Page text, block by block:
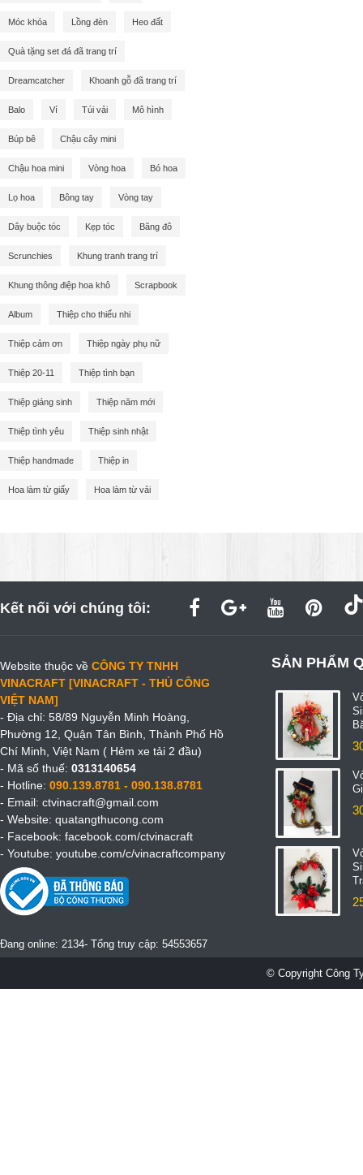
Móc khóa Lồng đèn Heo đất
Quà tặng set đá đã trang trí
Dreamcatcher Khoanh gỗ đã trang trí
Balo Ví Túi vải Mô hình
Búp bê Chậu cây mini
Chậu hoa mini Vòng hoa Bó hoa
Lọ hoa Bông tay Vòng tay
Dây buộc tóc Kẹp tóc Băng đô
Scrunchies Khung tranh trang trí
Khung thông điệp hoa khô Scrapbook
Album Thiệp cho thiếu nhi
Thiệp cảm ơn Thiệp ngày phụ nữ
Thiệp 20-11 Thiệp tình bạn
Thiệp giáng sinh Thiệp năm mới
Thiệp tình yêu Thiệp sinh nhật
Thiệp handmade Thiệp in
Hoa làm từ giấy Hoa làm từ vải
Kết nối với chúng tôi:
Website thuộc về CÔNG TY TNHH
VINACRAFT [VINACRAFT - THỦ CÔNG
VIỆT NAM]
- Địa chỉ: 58/89 Nguyễn Minh Hoàng,
Phường 12, Quận Tân Bình, Thành Phố Hồ
Chí Minh, Việt Nam ( Hẻm xe tải 2 đầu)
- Mã số thuế: 0313140654
- Hotline: 090.139.8781 - 090.138.8781
- Email: ctvinacraft@gmail.com
- Website: quatangthucong.com
- Facebook: facebook.com/ctvinacraft
- Youtube: youtube.com/c/vinacraftcompany
Đang online: 2134- Tổng truy cập: 54553657
SẢN PHẨM
© Copyright Công